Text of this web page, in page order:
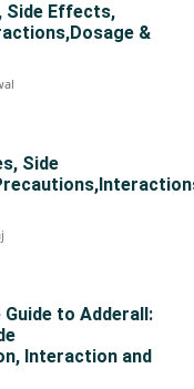
Side Effects,
&
Side
to Adderall:
Interaction and